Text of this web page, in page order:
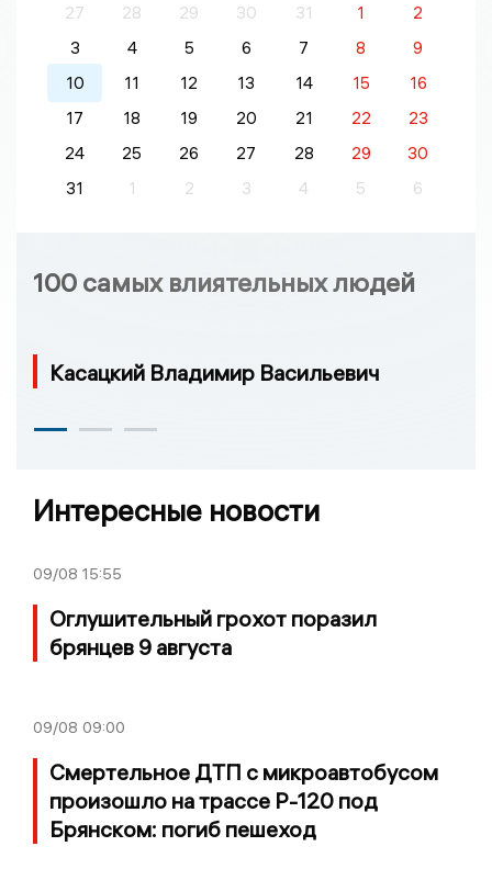
27
28 29 30 31 1
2
3
4 5 6 7 8
9
10
11 12 13 14 15
16
17
18 19 20 21 22
23
24
25 26 27 28 29
30
31
1 2 3 4 5 6
100 самых влиятельных людей
Касацкий Владимир Васильевич
Интересные новости
09/08 15:55
Оглушительный грохот поразил
брянцев 9 августа
09/08 09:00
Смертельное ДТП с микроавтобусом
произошло на трассе Р-120 под
Брянском: погиб пешеход